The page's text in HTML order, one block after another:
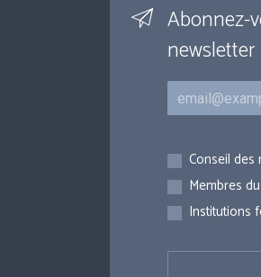
Abonnez-
newsletter
Courriel
Inscriptions
Conseil des
Membres
Institutions